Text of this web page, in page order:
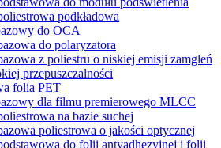
podkładowa
do OCA
do polaryzatora
z poliestru o niskiej emisji zamgleń
przepuszczalności
folia PET
dla filmu premierowego MLCC
na bazie suchej
poliestrowa o jakości optycznej
do folii antyadhezyjnej i folii